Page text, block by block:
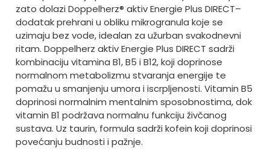
zato dolazi Doppelherz® aktiv Energie Plus DIRECT–
dodatak prehrani u obliku mikrogranula koje se
uzimaju bez vode, idealan za užurban svakodnevni
ritam. Doppelherz aktiv Energie Plus DIRECT sadrži
kombinaciju vitamina B1, B5 i B12, koji doprinose
normalnom metabolizmu stvaranja energije te
pomažu u smanjenju umora i iscrpljenosti. Vitamin B5
doprinosi normalnim mentalnim sposobnostima, dok
vitamin B1 podržava normalnu funkciju živčanog
sustava. Uz taurin, formula sadrži kofein koji doprinosi
povećanju budnosti i pažnje.